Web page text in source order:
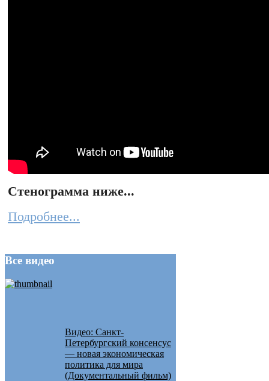
Стенограмма ниже...
Подробнее...
Все видео
Видео: Санкт-
Петербургский консенсус
— новая экономическая
политика для мира
(Документальный фильм)